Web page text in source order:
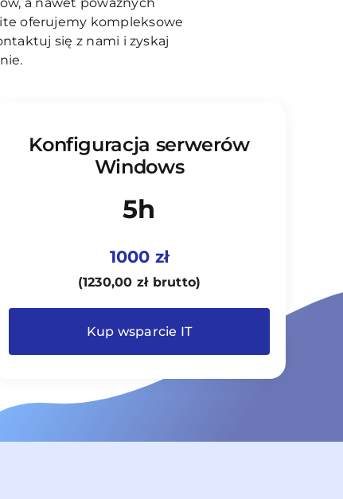
oferujemy kompleksowe
się z nami i zyskaj
Konfiguracja serwerów
Windows
5h
1000 zł
(1230,00 złbrutto)
Kup wsparcie IT